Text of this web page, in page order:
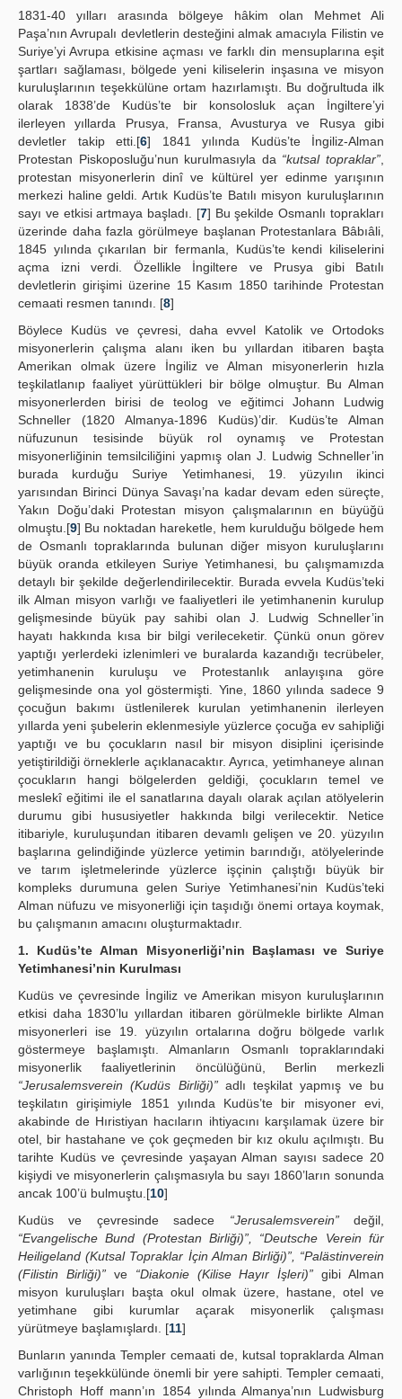
1831-40 yılları arasında bölgeye hâkim olan Mehmet Ali
Paşa’nın Avrupalı devletlerin desteğini almak amacıyla Filistin ve
Suriye’yi Avrupa etkisine açması ve farklı din mensuplarına eşit
şartları sağlaması, bölgede yeni kiliselerin inşasına ve misyon
kuruluşlarının teşekkülüne ortam hazırlamıştı. Bu doğrultuda ilk
olarak 1838’de Kudüs’te bir konsolosluk açan İngiltere’yi
ilerleyen yıllarda Prusya, Fransa, Avusturya ve Rusya gibi
devletler takip etti.[6] 1841 yılında Kudüs’te İngiliz-Alman
Protestan Piskoposluğu’nun kurulmasıyla da “kutsal topraklar”
protestan misyonerlerin dinî ve kültürel yer edinme yarışının
merkezi haline geldi. Artık Kudüs’te Batılı misyon kuruluşlarının
sayı ve etkisi artmaya başladı. [7] Bu şekilde Osmanlı toprakları
üzerinde daha fazla görülmeye başlanan Protestanlara Bâbıâli,
1845 yılında çıkarılan bir fermanla, Kudüs’te kendi kiliselerini
açma izni verdi. Özellikle İngiltere ve Prusya gibi Batılı
devletlerin girişimi üzerine 15 Kasım 1850 tarihinde Protestan
cemaati resmen tanındı. [8]
Böylece Kudüs ve çevresi, daha evvel Katolik ve Ortodoks
misyonerlerin çalışma alanı iken bu yıllardan itibaren başta
Amerikan olmak üzere İngiliz ve Alman misyonerlerin hızla
teşkilatlanıp faaliyet yürüttükleri bir bölge olmuştur. Bu Alman
misyonerlerden birisi de teolog ve eğitimci Johann Ludwig
Schneller (1820 Almanya-1896 Kudüs)’dir. Kudüs’te Alman
nüfuzunun tesisinde büyük rol oynamış ve Protestan
misyonerliğinin temsilciliğini yapmış olan J. Ludwig Schneller’in
burada kurduğu Suriye Yetimhanesi, 19. yüzyılın ikinci
yarısından Birinci Dünya Savaşı’na kadar devam eden süreçte,
Yakın Doğu’daki Protestan misyon çalışmalarının en büyüğü
olmuştu.[9] Bu noktadan hareketle, hem kurulduğu bölgede hem
de Osmanlı topraklarında bulunan diğer misyon kuruluşlarını
büyük oranda etkileyen Suriye Yetimhanesi, bu çalışmamızda
detaylı bir şekilde değerlendirilecektir. Burada evvela Kudüs’teki
ilk Alman misyon varlığı ve faaliyetleri ile yetimhanenin kurulup
gelişmesinde büyük pay sahibi olan J. Ludwig Schneller’in
hayatı hakkında kısa bir bilgi verileceketir. Çünkü onun görev
yaptığı yerlerdeki izlenimleri ve buralarda kazandığı tecrübeler,
yetimhanenin kuruluşu ve Protestanlık anlayışına göre
gelişmesinde ona yol göstermişti. Yine, 1860 yılında sadece 9
çocuğun bakımı üstlenilerek kurulan yetimhanenin ilerleyen
yıllarda yeni şubelerin eklenmesiyle yüzlerce çocuğa ev sahipliği
yaptığı ve bu çocukların nasıl bir misyon disiplini içerisinde
yetiştirildiği örneklerle açıklanacaktır. Ayrıca, yetimhaneye alınan
çocukların hangi bölgelerden geldiği, çocukların temel ve
meslekî eğitimi ile el sanatlarına dayalı olarak açılan atölyelerin
durumu gibi hususiyetler hakkında bilgi verilecektir. Netice
itibariyle, kuruluşundan itibaren devamlı gelişen ve 20. yüzyılın
başlarına gelindiğinde yüzlerce yetimin barındığı, atölyelerinde
ve tarım işletmelerinde yüzlerce işçinin çalıştığı büyük bir
kompleks durumuna gelen Suriye Yetimhanesi’nin Kudüs’teki
Alman nüfuzu ve misyonerliği için taşıdığı önemi ortaya koymak,
bu çalışmanın amacını oluşturmaktadır.
1. Kudüs’te Alman Misyonerliği’nin Başlaması ve Suriye
Yetimhanesi’nin Kurulması
Kudüs ve çevresinde İngiliz ve Amerikan misyon kuruluşlarının
etkisi daha 1830’lu yıllardan itibaren görülmekle birlikte Alman
misyonerleri ise 19. yüzyılın ortalarına doğru bölgede varlık
göstermeye başlamıştı. Almanların Osmanlı topraklarındaki
misyonerlik faaliyetlerinin öncülüğünü, Berlin merkezli
“Jerusalemsverein (Kudüs Birliği)”adlı teşkilat yapmış ve bu
teşkilatın girişimiyle 1851 yılında Kudüs’te bir misyoner evi,
akabinde de Hıristiyan hacıların ihtiyacını karşılamak üzere bir
otel, bir hastahane ve çok geçmeden bir kız okulu açılmıştı. Bu
tarihte Kudüs ve çevresinde yaşayan Alman sayısı sadece 20
kişiydi ve misyonerlerin çalışmasıyla bu sayı 1860’ların sonunda
ancak 100’ü bulmuştu.[10]
Kudüs ve çevresinde sadece “Jerusalemsverein”değil,
“Evangelische Bund (Protestan Birliği)”, “Deutsche Verein für
Heiligeland (Kutsal Topraklar İçin Alman Birliği)”, “Palästinverein
(Filistin Birliği)”ve “Diakonie (Kilise Hayır İşleri)” gibi Alman
misyon kuruluşları başta okul olmak üzere, hastane, otel ve
yetimhane gibi kurumlar açarak misyonerlik çalışması
yürütmeye başlamışlardı. [11]
Bunların yanında Templer cemaati de, kutsal topraklarda Alman
varlığının teşekkülünde önemli bir yere sahipti. Templer cemaati,
Christoph Hoff mann’ın 1854 yılında Almanya’nın Ludwisburg